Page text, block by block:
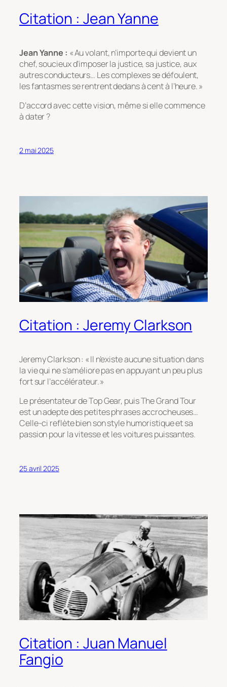
Citation : Jean Yanne
Jean Yanne : « Au volant, n’importe qui devient un
chef, soucieux d’imposer la justice, sa justice, aux
autres conducteurs… Les complexes se défoulent,
les fantasmes se rentrent dedans à cent à l’heure. »
D’accord avec cette vision, même si elle commence
à dater ?
2 mai 2025
Citation : Jeremy Clarkson
Jeremy Clarkson : « Il n’existe aucune situation dans
la vie qui ne s’améliore pas en appuyant un peu plus
fort sur l’accélérateur. »
Le présentateur de Top Gear, puis The Grand Tour
est un adepte des petites phrases accrocheuses…
Celle-ci reflète bien son style humoristique et sa
passion pour la vitesse et les voitures puissantes.
25 avril 2025
Citation : Juan Manuel
Fangio